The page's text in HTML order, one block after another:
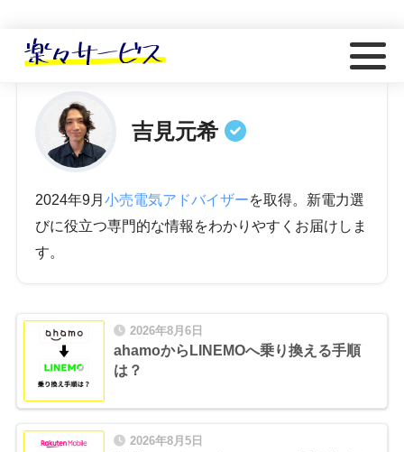
ホーム 著者
吉見元希
2024年9月 小売電気アドバイザーを取得。新電力選
びに役立つ専門的な情報をわかりやすくお届けしま
す。
2026年8月6日
ahamoからLINEMOへ乗り換える手順
は？
2026年8月5日